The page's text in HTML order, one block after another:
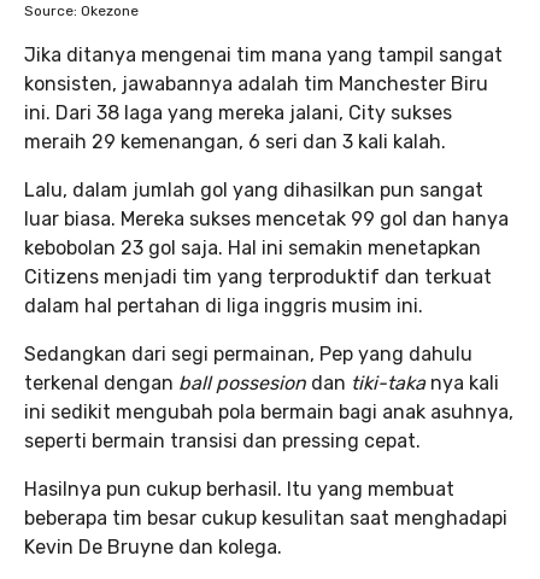
Source: Okezone
Jika ditanya mengenai tim mana yang tampil sangat
konsisten, jawabannya adalah tim Manchester Biru
ini. Dari 38 laga yang mereka jalani, City sukses
meraih 29 kemenangan, 6 seri dan 3 kali kalah.
Lalu, dalam jumlah gol yang dihasilkan pun sangat
luar biasa. Mereka sukses mencetak 99 gol dan hanya
kebobolan 23 gol saja. Hal ini semakin menetapkan
Citizens menjadi tim yang terproduktif dan terkuat
dalam hal pertahan di liga inggris musim ini.
Sedangkan dari segi permainan, Pep yang dahulu
terkenal dengan ball possesion dan tiki-takanya kali
ini sedikit mengubah pola bermain bagi anak asuhnya,
seperti bermain transisi dan pressing cepat.
Hasilnya pun cukup berhasil. Itu yang membuat
beberapa tim besar cukup kesulitan saat menghadapi
Kevin De Bruyne dan kolega.